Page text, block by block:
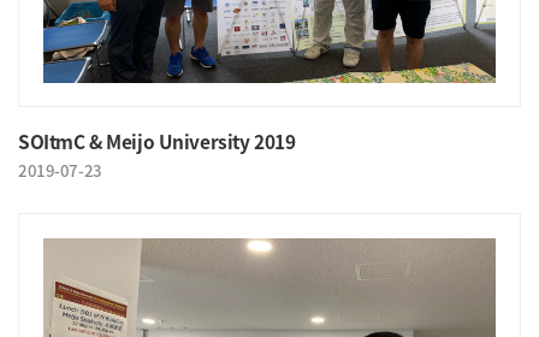
SOItmC & Meijo University 2019
2019-07-23